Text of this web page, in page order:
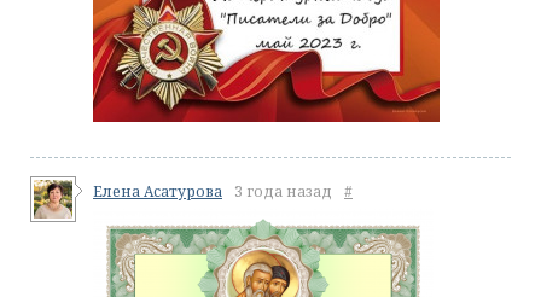
Елена Асатурова 3 года назад #